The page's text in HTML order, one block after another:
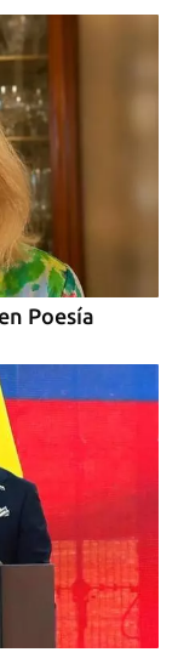
"no
implacable
Poesía